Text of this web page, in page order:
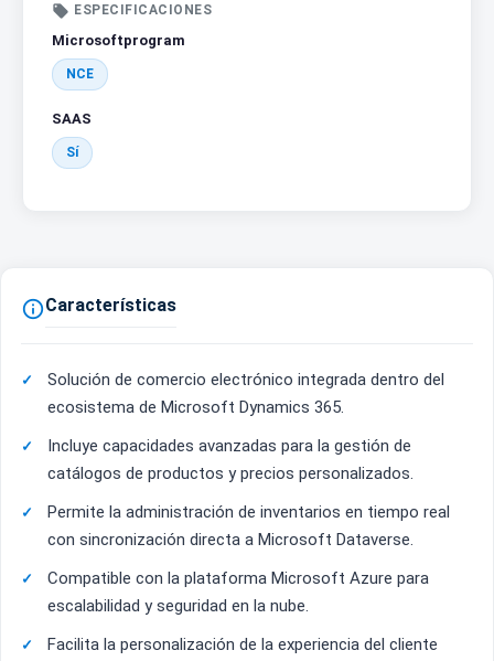
 ESPECIFICACIONES
Microsoftprogram
NCE
SAAS
Sí
Características
Solución de comercio electrónico integrada dentro del
ecosistema de Microsoft Dynamics 365.
Incluye capacidades avanzadas para la gestión de
catálogos de productos y precios personalizados.
Permite la administración de inventarios en tiempo real
con sincronización directa a Microsoft Dataverse.
Compatible con la plataforma Microsoft Azure para
escalabilidad y seguridad en la nube.
Facilita la personalización de la experiencia del cliente